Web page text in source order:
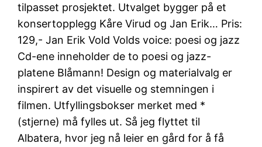
tilpasset prosjektet. Utvalget bygger på et
konsertopplegg Kåre Virud og Jan Erik… Pris:
129,- Jan Erik Vold Volds voice: poesi og jazz
Cd-ene inneholder de to poesi og jazz-
platene Blåmann! Design og materialvalg er
inspirert av det visuelle og stemningen i
filmen. Utfyllingsbokser merket med *
(stjerne) må fylles ut. Så jeg flyttet til
Albatera, hvor jeg nå leier en gård for å få